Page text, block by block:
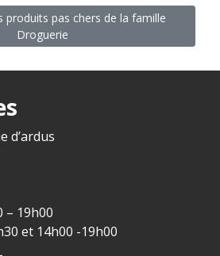
produits pas chers de la famille
Droguerie
d’ardus
– 19h00
et 14h00 -19h00